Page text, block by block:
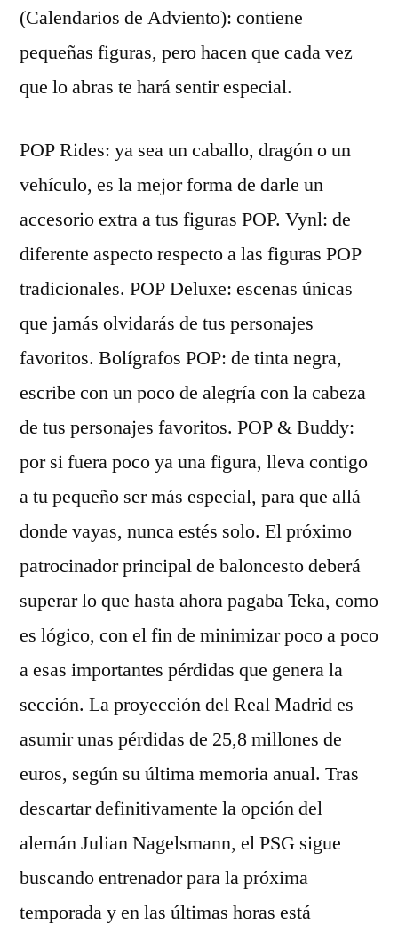
(Calendarios de Adviento): contiene
pequeñas figuras, pero hacen que cada vez
que lo abras te hará sentir especial.
POP Rides: ya sea un caballo, dragón o un
vehículo, es la mejor forma de darle un
accesorio extra a tus figuras POP. Vynl: de
diferente aspecto respecto a las figuras POP
tradicionales. POP Deluxe: escenas únicas
que jamás olvidarás de tus personajes
favoritos. Bolígrafos POP: de tinta negra,
escribe con un poco de alegría con la cabeza
de tus personajes favoritos. POP & Buddy:
por si fuera poco ya una figura, lleva contigo
a tu pequeño ser más especial, para que allá
donde vayas, nunca estés solo. El próximo
patrocinador principal de baloncesto deberá
superar lo que hasta ahora pagaba Teka, como
es lógico, con el fin de minimizar poco a poco
a esas importantes pérdidas que genera la
sección. La proyección del Real Madrid es
asumir unas pérdidas de 25,8 millones de
euros, según su última memoria anual. Tras
descartar definitivamente la opción del
alemán Julian Nagelsmann, el PSG sigue
buscando entrenador para la próxima
temporada y en las últimas horas está